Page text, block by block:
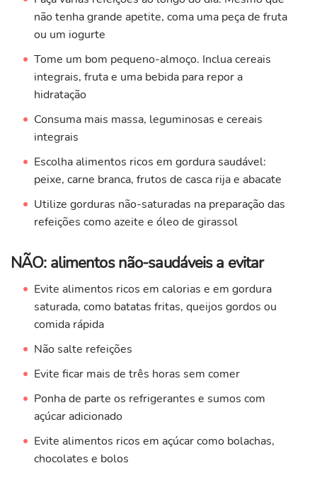
não tenha grande apetite, coma uma peça de fruta
ou um iogurte
Tome um bom pequeno-almoço. Inclua cereais
integrais, fruta e uma bebida para repor a
hidratação
Consuma mais massa, leguminosas e cereais
integrais
Escolha alimentos ricos em gordura saudável:
peixe, carne branca, frutos de casca rija e abacate
Utilize gorduras não-saturadas na preparação das
refeições como azeite e óleo de girassol
NÃO: alimentos não-saudáveis a evitar
Evite alimentos ricos em calorias e em gordura
saturada, como batatas fritas, queijos gordos ou
comida rápida
Não salte refeições
Evite ficar mais de três horas sem comer
Ponha de parte os refrigerantes e sumos com
açúcar adicionado
Evite alimentos ricos em açúcar como bolachas,
chocolates e bolos